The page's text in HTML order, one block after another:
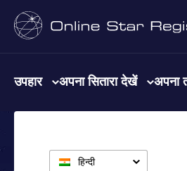
उपहार अपना सितारा देखें अपना
हिन्दी